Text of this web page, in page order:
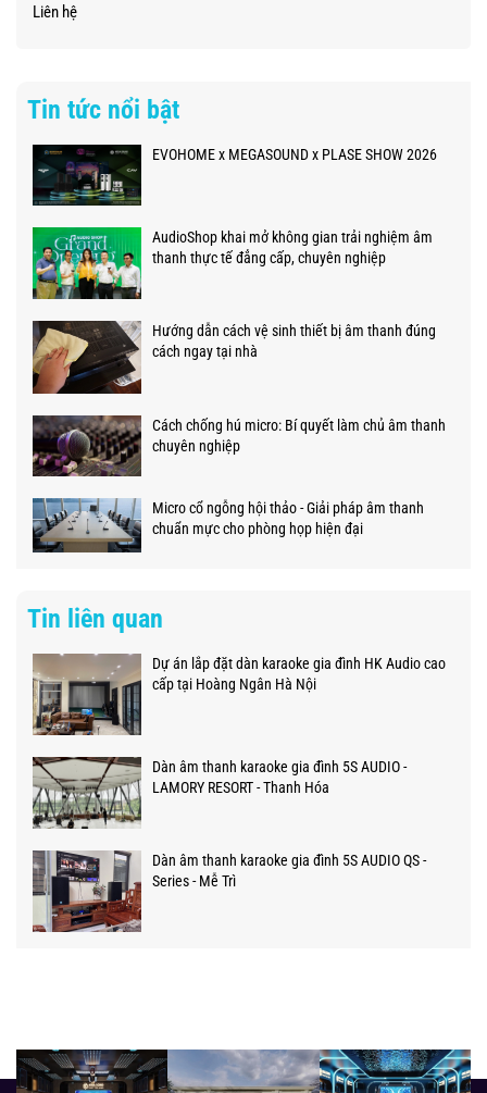
Liên hệ
Tin tức nổi bật
EVOHOME x MEGASOUND x PLASE SHOW 2026
AudioShop khai mở không gian trải nghiệm âm
thanh thực tế đẳng cấp, chuyên nghiệp
Hướng dẫn cách vệ sinh thiết bị âm thanh đúng
cách ngay tại nhà
Cách chống hú micro: Bí quyết làm chủ âm thanh
chuyên nghiệp
Micro cổ ngỗng hội thảo - Giải pháp âm thanh
chuẩn mực cho phòng họp hiện đại
Tin liên quan
Dự án lắp đặt dàn karaoke gia đình HK Audio cao
cấp tại Hoàng Ngân Hà Nội
Dàn âm thanh karaoke gia đình 5S AUDIO -
LAMORY RESORT - Thanh Hóa
Dàn âm thanh karaoke gia đình 5S AUDIO QS -
Series - Mễ Trì